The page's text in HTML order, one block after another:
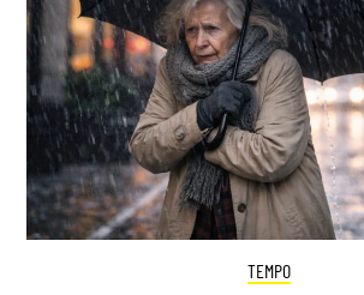
TEMPO